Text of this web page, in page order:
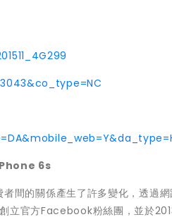
iPhone 6s
的關係產生了許多變化，透過網
立官方Facebook粉絲團，並於